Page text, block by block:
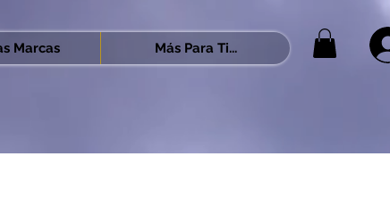
Marcas Más Para Ti...